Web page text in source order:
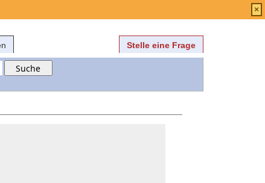
Stelle eine Frage
×